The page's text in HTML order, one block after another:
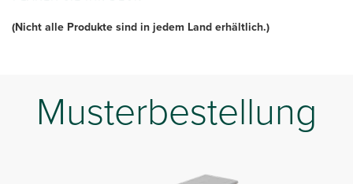
(Nicht alle Produkte sind in jedem Land erhältlich.)
Musterbestellung